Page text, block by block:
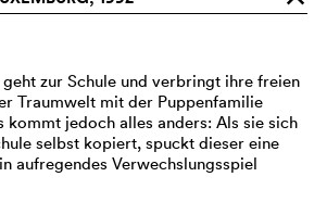
zur Schule und verbringt ihre freien
Traumwelt mit der Puppenfamilie
kommt jedoch alles anders: Als sie sich
selbst kopiert, spuckt dieser eine
aufregendes Verwechslungsspiel